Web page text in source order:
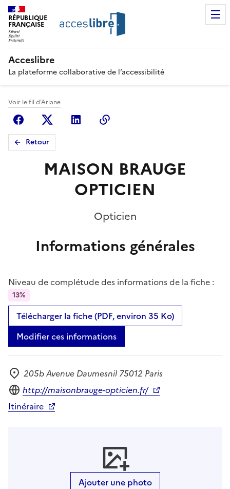
RÉPUBLIQUE
FRANÇAISE
Acceslibre
La plateforme collaborative de l’accessibilité
Voir le fil d'Ariane
FacebookX (anciennement Twitter)
Linkedin
Retour
MAISON BRAUGE
OPTICIEN
Opticien
Informations générales
Niveau de complétude des informations de la fiche :
13%
Télécharger la fiche (PDF, environ 35 Ko)
Modifier ces informations
Adresse
205b Avenue Daumesnil 75012 Paris
Site internet
http://maisonbrauge-opticien.fr/
Itinéraire
Ajouter une photo